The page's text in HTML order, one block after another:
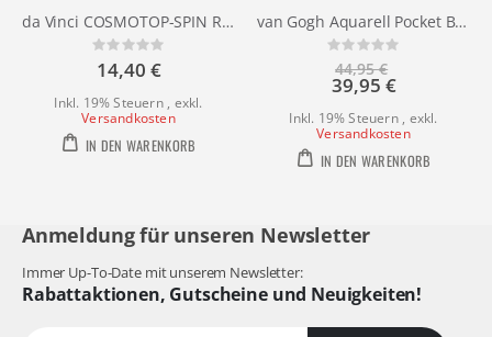
da Vinci COSMOTOP-SPIN Reisepinsel 1573
Rating:
0%
14,40 €
Inkl. 19% Steuern , exkl.
Versandkosten
IN DEN WARENKORB
van Gogh Aquarell Pocket Box Interferenz Metallic Edition mit 12 halben Näpfchen von Royal Talens
Rating:
0%
44,95 €
Sonderangebot39,95 €
Inkl. 19% Steuern , exkl.
Versandkosten
IN DEN WARENKORB
Anmeldung für unseren Newsletter
Immer Up-To-Date mit unserem Newsletter:
Rabattaktionen, Gutscheine und Neuigkeiten!